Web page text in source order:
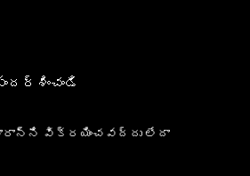
విక్రయించవద్దు లేదా